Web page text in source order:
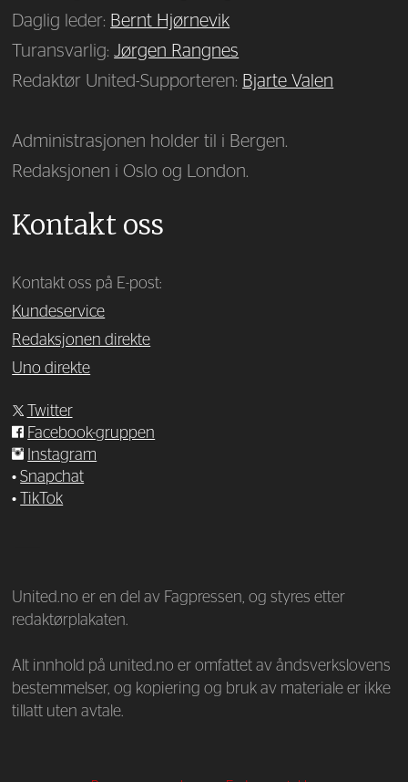
Daglig leder: Bernt Hjørnevik
Turansvarlig:Jørgen Rangnes
Redaktør United-Supporteren: Bjarte Valen
Administrasjonen holder til i Bergen.
Redaksjonen i Oslo og London.
Kontakt oss
Kontakt oss på E-post:
Kundeservice
Redaksjonen direkte
Uno direkte
Twitter
Facebook-gruppen
Instagram
•Snapchat
•
TikTok
United.no er en del av Fagpressen, og styres etter
redaktørplakaten.
Alt innhold på united.no er omfattet av åndsverkslovens
bestemmelser, og kopiering og bruk av materiale er ikke
tillatt uten avtale.